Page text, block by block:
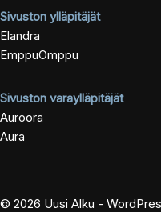
Sivuston ylläpitäjät
Elandra
EmppuOmppu
Sivuston varaylläpitäjät
Auroora
Aura
© 2026 Uusi Alku -